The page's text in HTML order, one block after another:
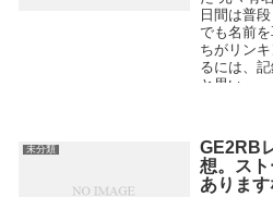
日間は普
でも名前
ちがリン
るには、
と思い、、
未分類
GE2RB
想。ス
あります